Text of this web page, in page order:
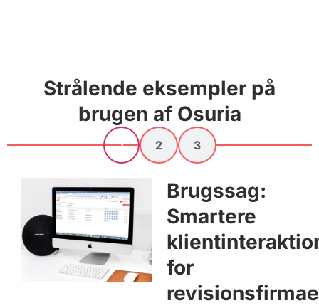
Strålende eksempler på
brugen af Osuria​
1 2 3
Brugssag:
Smartere
for